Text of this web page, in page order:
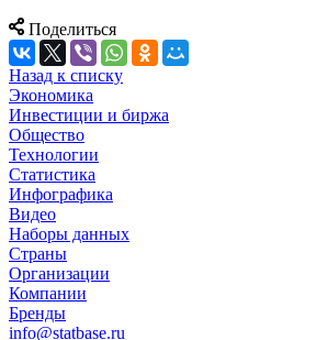
Поделиться
Назад к списку
Экономика
Инвестиции и биржа
Общество
Технологии
Cтатистика
Инфографика
Видео
Наборы данных
Страны
Организации
Компании
Бренды
info@statbase.ru